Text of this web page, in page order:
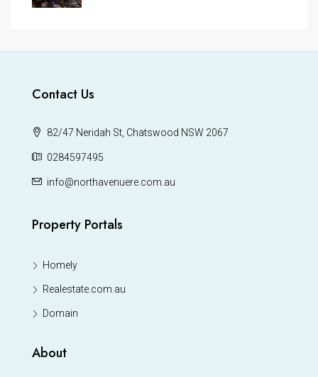
Contact Us
82/47 Neridah St, Chatswood NSW 2067
0284597495
info@northavenuere.com.au
Property Portals
Homely
Realestate.com.au
Domain
About